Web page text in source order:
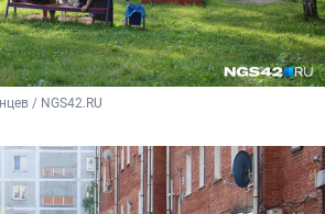
/ NGS42.RU